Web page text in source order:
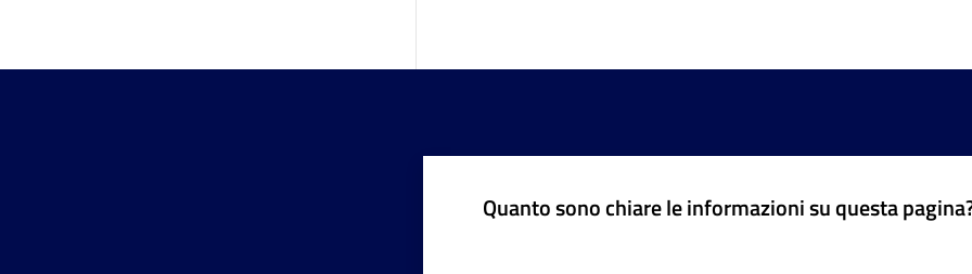
Quanto sono chiare le informazioni su questa